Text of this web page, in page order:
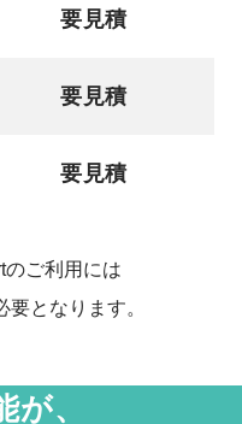
要見積
要見積
要見積
ご利用には
となります。
が、